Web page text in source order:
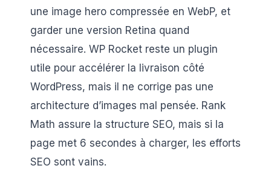
une image hero compressée en WebP, et
garder une version Retina quand
nécessaire. WP Rocket reste un plugin
utile pour accélérer la livraison côté
WordPress, mais il ne corrige pas une
architecture d’images mal pensée. Rank
Math assure la structure SEO, mais si la
page met 6 secondes à charger, les efforts
SEO sont vains.